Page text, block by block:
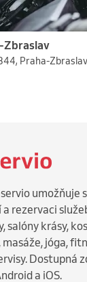
Zbraslav
Praha-Zbraslav
umožňuje
rezervaci
salóny krásy,
jóga,
Dostupná
a iOS.